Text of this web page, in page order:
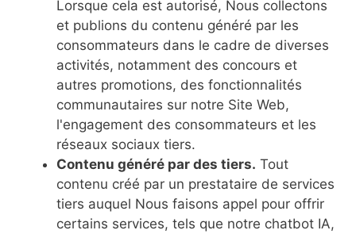
Lorsque cela est autorisé, Nous collectons
et publions du contenu généré par les
consommateurs dans le cadre de diverses
activités, notamment des concours et
autres promotions, des fonctionnalités
communautaires sur notre Site Web,
l'engagement des consommateurs et les
réseaux sociaux tiers.
Contenu généré par des tiers. Tout
contenu créé par un prestataire de services
tiers auquel Nous faisons appel pour offrir
certains services, tels que notre chatbot IA,